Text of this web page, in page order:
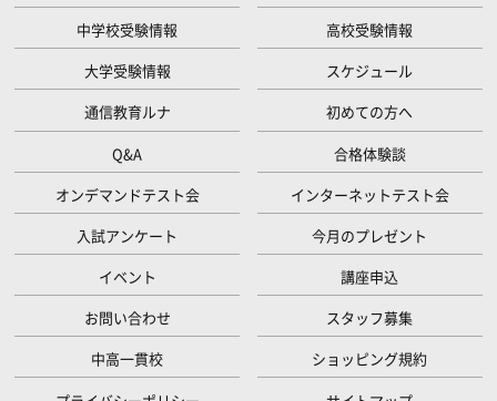
中学校受験情報
高校受験情報
大学受験情報
スケジュール
通信教育ルナ
初めての方へ
Q&A
合格体験談
オンデマンドテスト会
インターネットテスト会
入試アンケート
今月のプレゼント
イベント
講座申込
お問い合わせ
スタッフ募集
中高一貫校
ショッピング規約